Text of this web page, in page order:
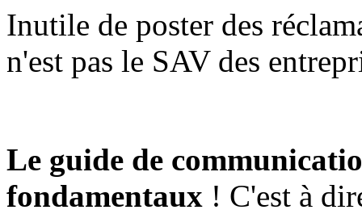
Inutile de poster des
n'est pas le SAV des
Le guide de
fondamentaux ! C'est à